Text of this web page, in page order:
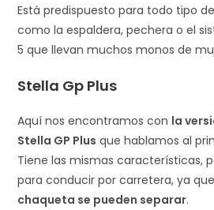
Está predispuesto para todo tipo
como la espaldera, pechera o el
5 que llevan muchos monos de
Stella Gp Plus
Aquí nos encontramos con la
Stella GP Plus que hablamos al
Tiene las mismas características,
para conducir por carretera, ya que
chaqueta se pueden separar.